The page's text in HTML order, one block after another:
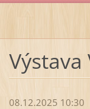
Výstava
08.12.2025 10:30